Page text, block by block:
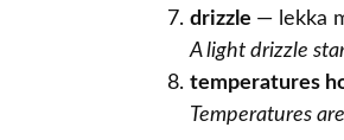
drizzle — lekka
A light drizzle
temperatures
Temperatures